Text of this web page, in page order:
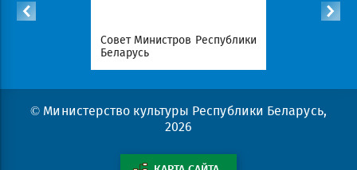
Совет Министров Республики
Беларусь
© Министерство культуры Республики Беларусь,
2026